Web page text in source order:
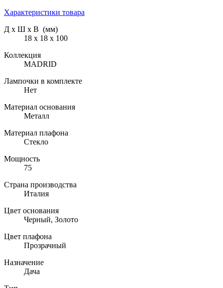
Характеристики товара
Д х Ш х В (мм)
18 х 18 х 100
Коллекция
MADRID
Лампочки в комплекте
Нет
Материал основания
Металл
Материал плафона
Стекло
Мощность
75
Страна производства
Италия
Цвет основания
Черный, Золото
Цвет плафона
Прозрачный
Назначение
Дача